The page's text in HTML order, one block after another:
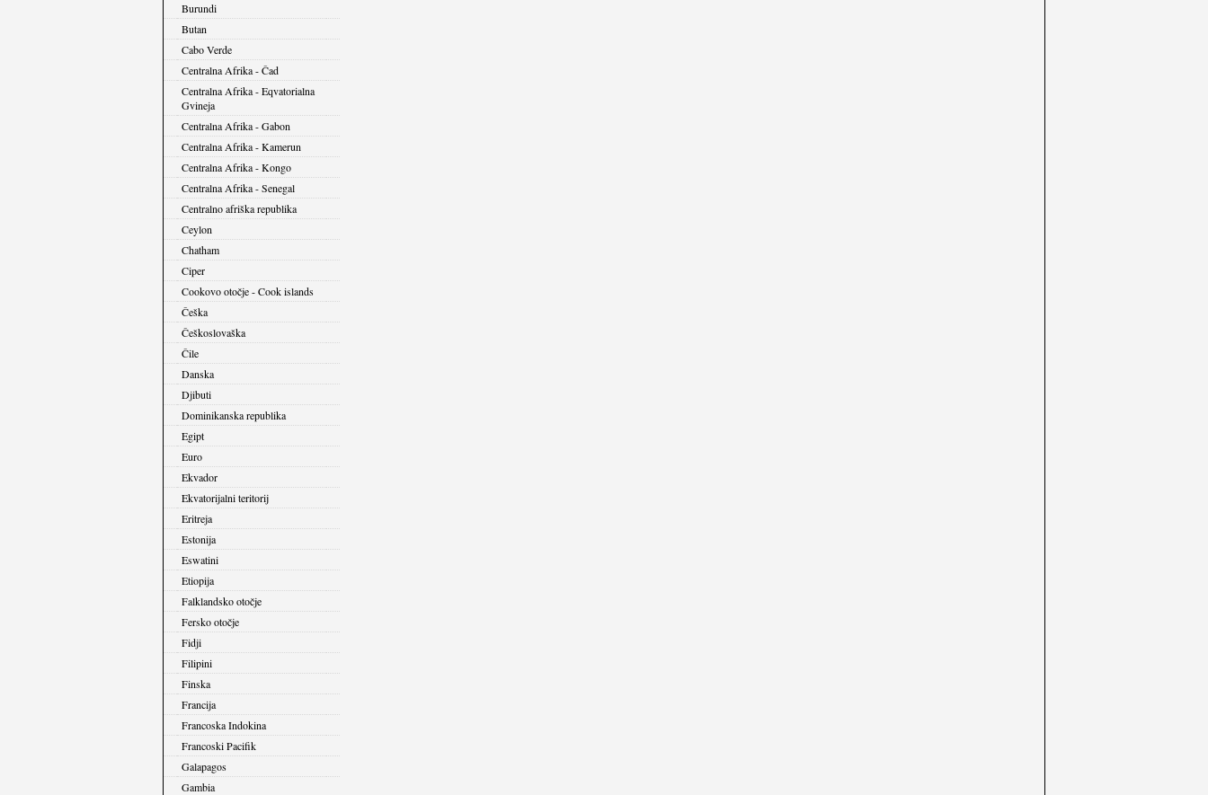
Burundi
Butan
Cabo Verde
Centralna Afrika - Čad
Centralna Afrika - Eqvatorialna
Gvineja
Centralna Afrika - Gabon
Centralna Afrika - Kamerun
Centralna Afrika - Kongo
Centralna Afrika - Senegal
Centralno afriška republika
Ceylon
Chatham
Ciper
Cookovo otočje - Cook islands
Češka
Češkoslovaška
Čile
Danska
Djibuti
Dominikanska republika
Egipt
Euro
Ekvador
Ekvatorijalni teritorij
Eritreja
Estonija
Eswatini
Etiopija
Falklandsko otočje
Fersko otočje
Fidji
Filipini
Finska
Francija
Francoska Indokina
Francoski Pacifik
Galapagos
Gambia